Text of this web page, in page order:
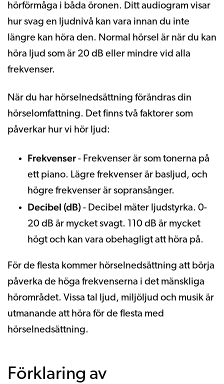
hörförmåga i båda öronen. Ditt audiogram visar
hur svag en ljudnivå kan vara innan du inte
längre kan höra den. Normal hörsel är när du kan
höra ljud som är 20 dB eller mindre vid alla
frekvenser.
När du har hörselnedsättning förändras din
hörselomfattning. Det finns två faktorer som
påverkar hur vi hör ljud:
Frekvenser - Frekvenser är som tonerna på
ett piano. Lägre frekvenser är basljud, och
högre frekvenser är sopransånger.
Decibel (dB) - Decibel mäter ljudstyrka. 0-
20 dB är mycket svagt. 110 dB är mycket
högt och kan vara obehagligt att höra på.
För de flesta kommer hörselnedsättning att börja
påverka de höga frekvenserna i det mänskliga
hörområdet. Vissa tal ljud, miljöljud och musik är
utmanande att höra för de flesta med
hörselnedsättning.
Förklaring av